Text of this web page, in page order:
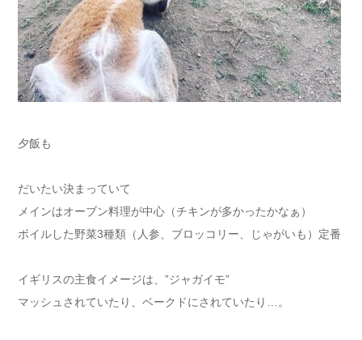
夕飯も
だいたい決まっていて
メインはオーブン料理が中心（チキンが多かったかなぁ）
ボイルした野菜3種類（人参、ブロッコリー、じゃがいも）定番
イギリスの主食イメージは、”ジャガイモ”
マッシュされていたり、ベークドにされていたり…。